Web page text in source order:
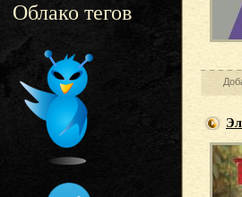
Облако тегов